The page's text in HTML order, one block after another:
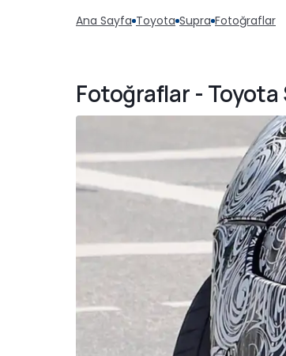
Ana Sayfa Toyota Supra Fotoğraflar
Fotoğraflar -